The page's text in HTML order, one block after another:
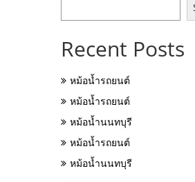
Recent Posts
หม้อน้ำรถยนต์
หม้อน้ำรถยนต์
หม้อน้ำนนทบุรี
หม้อน้ำรถยนต์
หม้อน้ำนนทบุรี